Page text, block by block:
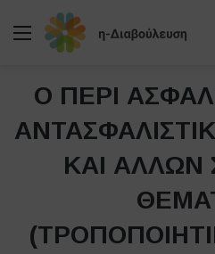
Μενού
Ο ΠΕΡΙ
ΚΑΙ